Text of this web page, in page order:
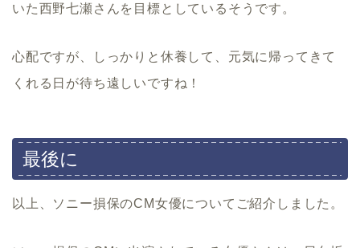
いた西野七瀬さんを目標としているそうです。
心配ですが、しっかりと休養して、元気に帰ってきて
くれる日が待ち遠しいですね！
最後に
以上、ソニー損保のCM女優についてご紹介しました。